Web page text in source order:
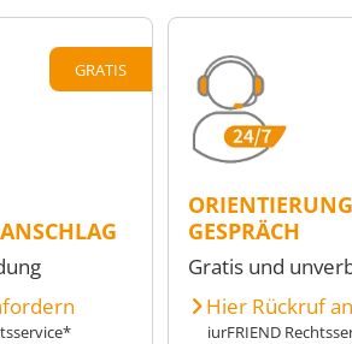
GRATIS
GESPRÄCH
Gratis und
Hier Rückruf
iurFRIEND